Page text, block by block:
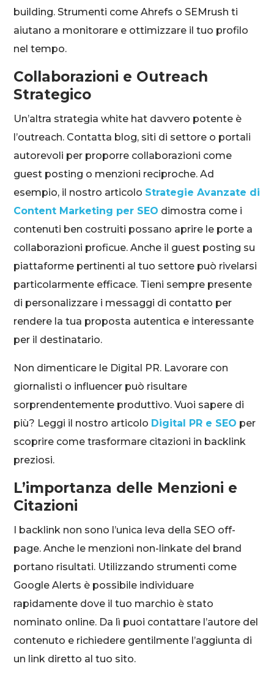
building. Strumenti come Ahrefs o SEMrush ti
aiutano a monitorare e ottimizzare il tuo profilo
nel tempo.
Collaborazioni e Outreach
Strategico
Un’altra strategia white hat davvero potente è
l’outreach. Contatta blog, siti di settore o portali
autorevoli per proporre collaborazioni come
guest posting o menzioni reciproche. Ad
esempio, il nostro articolo Strategie Avanzate di
Content Marketing per SEO dimostra come i
contenuti ben costruiti possano aprire le porte a
collaborazioni proficue. Anche il guest posting su
piattaforme pertinenti al tuo settore può rivelarsi
particolarmente efficace. Tieni sempre presente
di personalizzare i messaggi di contatto per
rendere la tua proposta autentica e interessante
per il destinatario.
Non dimenticare le Digital PR. Lavorare con
giornalisti o influencer può risultare
sorprendentemente produttivo. Vuoi sapere di
più? Leggi il nostro articolo Digital PR e SEO per
scoprire come trasformare citazioni in backlink
preziosi.
L’importanza delle Menzioni e
Citazioni
I backlink non sono l’unica leva della SEO off-
page. Anche le menzioni non-linkate del brand
portano risultati. Utilizzando strumenti come
Google Alerts è possibile individuare
rapidamente dove il tuo marchio è stato
nominato online. Da lì puoi contattare l’autore del
contenuto e richiedere gentilmente l’aggiunta di
un link diretto al tuo sito.